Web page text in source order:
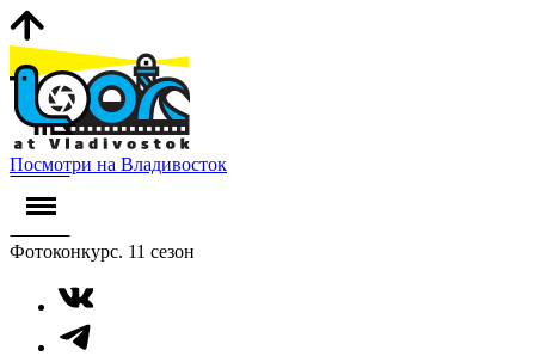
Посмотри на Владивосток
Фотоконкурс. 11 сезон